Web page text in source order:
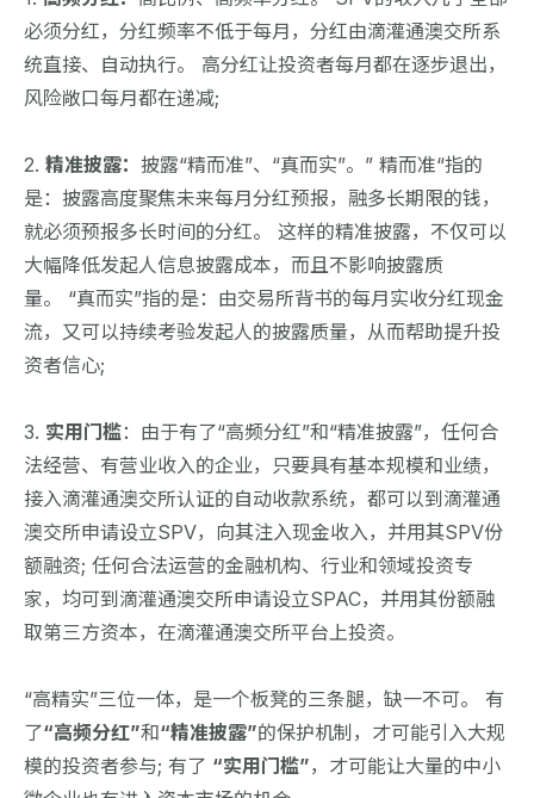
必须分红，分红频率不低于每月，分红由滴灌通澳交所系
统直接、自动执行。 高分红让投资者每月都在逐步退出，
风险敞口每月都在递减;
2. 精准披露： 披露“精而准”、“真而实”。” 精而准“指的
是：披露高度聚焦未来每月分红预报，融多长期限的钱，
就必须预报多长时间的分红。 这样的精准披露，不仅可以
大幅降低发起人信息披露成本，而且不影响披露质
量。 “真而实”指的是：由交易所背书的每月实收分红现金
流，又可以持续考验发起人的披露质量，从而帮助提升投
资者信心;
3. 实用门槛：由于有了“高频分红”和“精准披露”，任何合
法经营、有营业收入的企业，只要具有基本规模和业绩，
接入滴灌通澳交所认证的自动收款系统，都可以到滴灌通
澳交所申请设立SPV，向其注入现金收入，并用其SPV份
额融资; 任何合法运营的金融机构、行业和领域投资专
家，均可到滴灌通澳交所申请设立SPAC，并用其份额融
取第三方资本，在滴灌通澳交所平台上投资。
“高精实”三位一体，是一个板凳的三条腿，缺一不可。 有
了“高频分红”和“精准披露”的保护机制，才可能引入大规
模的投资者参与; 有了 “实用门槛”，才可能让大量的中小